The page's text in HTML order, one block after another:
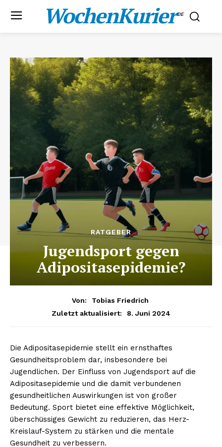
WochenKurier.DE
RATGEBER
Jugendsport gegen
Adipositasepidemie?
Von:
Tobias Friedrich
Zuletzt aktualisiert:
8. Juni 2024
Die Adipositasepidemie stellt ein ernsthaftes
Gesundheitsproblem dar, insbesondere bei
Jugendlichen. Der Einfluss von Jugendsport auf die
Adipositasepidemie und die damit verbundenen
gesundheitlichen Auswirkungen ist von großer
Bedeutung. Sport bietet eine effektive Möglichkeit,
überschüssiges Gewicht zu reduzieren, das Herz-
Kreislauf-System zu stärken und die mentale
Gesundheit zu verbessern.